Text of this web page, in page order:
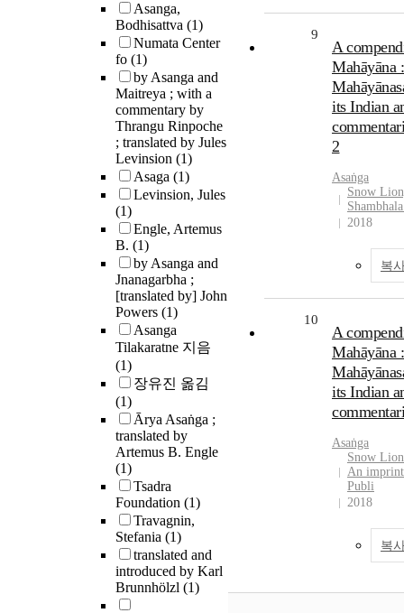
Asanga,
Bodhisattva (1)
Numata Center
fo (1)
by Asanga and
Maitreya ; with a
commentary by
Thrangu Rinpoche
; translated by Jules
Levinsion (1)
Asaga (1)
Levinsion, Jules
(1)
Engle, Artemus
B. (1)
by Asanga and
Jnanagarbha ;
[translated by] John
Powers (1)
Asanga
Tilakaratne 지음
(1)
장유진 옮김
(1)
Ārya Asaṅga ;
translated by
Artemus B. Engle
(1)
Tsadra
Foundation (1)
Travagnin,
Stefania (1)
translated and
introduced by Karl
Brunnhölzl (1)
9
A
Mahāyāna
its Indian
2
Asaṅga
Snow
2018
복
10
A
Mahāyāna
its Indian
Asaṅga
Snow
An
Publi
2018
복